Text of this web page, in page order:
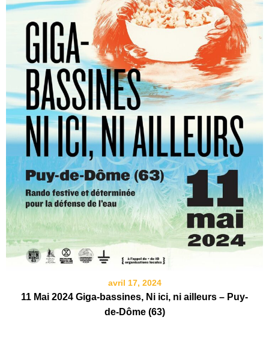
avril 17, 2024
11 Mai 2024 Giga-bassines, Ni ici, ni ailleurs – Puy-
de-Dôme (63)